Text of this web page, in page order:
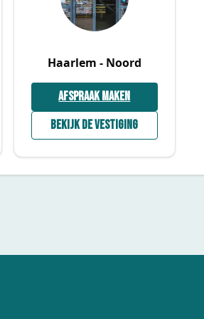
Haarlem - Noord
Afspraak maken
Bekijk de vestiging